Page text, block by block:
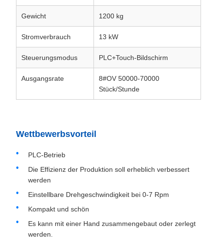
Gewicht 1200 kg
Stromverbrauch 13 kW
Steuerungsmodus PLC+Touch-Bildschirm
Ausgangsrate
8#OV 50000-70000
Stück/Stunde
Wettbewerbsvorteil
PLC-Betrieb
Die Effizienz der Produktion soll erheblich verbessert
werden
Einstellbare Drehgeschwindigkeit bei 0-7 Rpm
Kompakt und schön
Es kann mit einer Hand zusammengebaut oder zerlegt
werden.